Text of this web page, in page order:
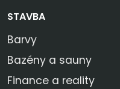
STAVBA
Barvy
Bazény a sauny
Finance a reality